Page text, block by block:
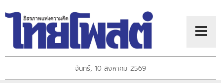
จันทร์, 10 สิงหาคม 2569